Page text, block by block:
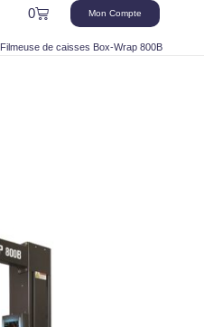
0
Panier Mon Compte
Filmeuse de caisses Box-Wrap 800B